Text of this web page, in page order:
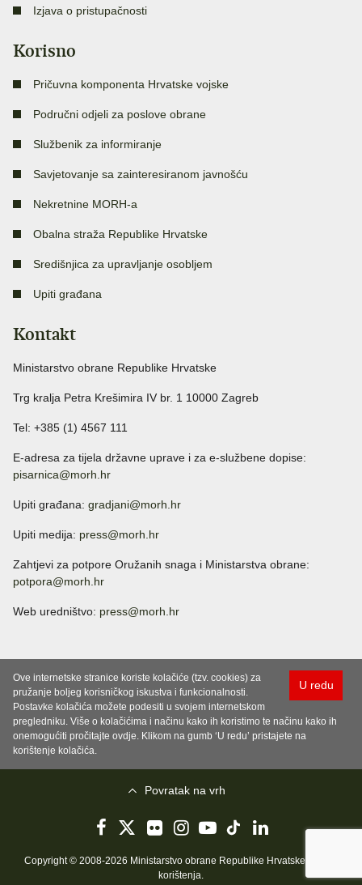
Izjava o pristupačnosti
Korisno
Pričuvna komponenta Hrvatske vojske
Područni odjeli za poslove obrane
Službenik za informiranje
Savjetovanje sa zainteresiranom javnošću
Nekretnine MORH-a
Obalna straža Republike Hrvatske
Središnjica za upravljanje osobljem
Upiti građana
Kontakt
Ministarstvo obrane Republike Hrvatske
Trg kralja Petra Krešimira IV br. 1 10000 Zagreb
Tel: +385 (1) 4567 111
E-adresa za tijela državne uprave i za e-službene dopise:
pisarnica@morh.hr
Upiti građana: gradjani@morh.hr
Upiti medija: press@morh.hr
Zahtjevi za potpore Oružanih snaga i Ministarstva obrane:
potpora@morh.hr
Web uredništvo: press@morh.hr
U redu
Ove internetske stranice koriste kolačiće (tzv. cookies) za
pružanje boljeg korisničkog iskustva i funkcionalnosti.
Postavke kolačića možete podesiti u svojem internetskom
pregledniku. Više o kolačićima i načinu kako ih koristimo te načinu kako ih
onemogućiti pročitajte ovdje. Klikom na gumb ‘U redu’ pristajete na
korištenje kolačića.
Povratak na vrh
Copyright © 2008-2026 Ministarstvo obrane Republike Hrvatske..
korištenja.